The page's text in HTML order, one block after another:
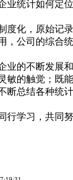
统计如何定
化，原始记
公司的综合
的不断发展
的触觉；既
总结各种统
学习，共同